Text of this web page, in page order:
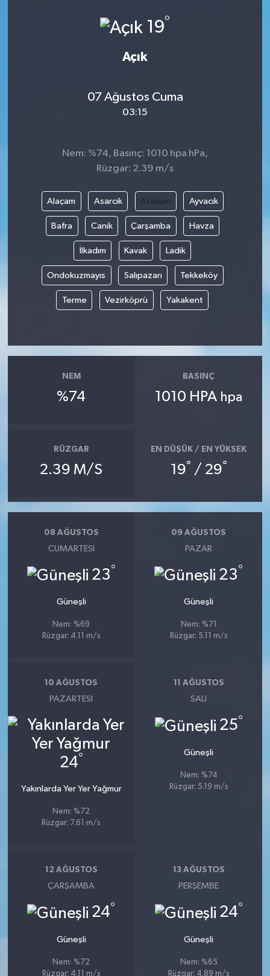
19°
Açık
07 Ağustos Cuma
03:15
Nem: %74, Basınç: 1010 hpa hPa,
Rüzgar: 2.39 m/s
Alaçam Asarcık Atakum Ayvacık
Bafra Canik Çarşamba Havza
İlkadım Kavak Ladik
Ondokuzmayıs Salıpazarı Tekkeköy
Terme Vezirköprü Yakakent
NEM
%74
BASINÇ
1010 HPA hpa
RÜZGAR
2.39 M/S
EN DÜŞÜK / EN YÜKSEK
19° / 29°
08 AĞUSTOS
CUMARTESI
23°
Güneşli
Nem: %69
Rüzgar: 4.11 m/s
09 AĞUSTOS
PAZAR
23°
Güneşli
Nem: %71
Rüzgar: 5.11 m/s
10 AĞUSTOS
PAZARTESI
24°
Yakınlarda Yer Yer Yağmur
Nem: %72
Rüzgar: 7.61 m/s
11 AĞUSTOS
SALI
25°
Güneşli
Nem: %74
Rüzgar: 5.19 m/s
12 AĞUSTOS
ÇARŞAMBA
24°
Güneşli
Nem: %72
Rüzgar: 4.11 m/s
13 AĞUSTOS
PERŞEMBE
24°
Güneşli
Nem: %65
Rüzgar: 4.89 m/s
HABERDE İNSAN
RESMİ İLANLAR
SAĞLIK
Spor
Tarihi Yapılarımız
Yerel
Künye